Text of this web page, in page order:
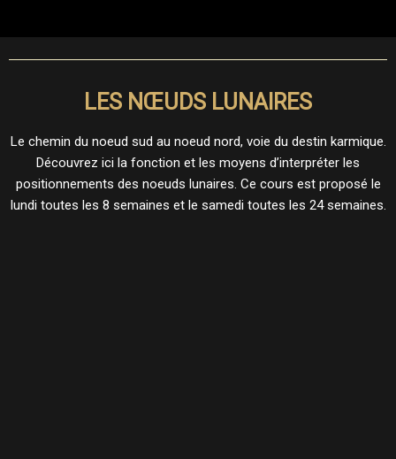
LES NŒUDS LUNAIRES
Le chemin du noeud sud au noeud nord, voie du destin karmique.
Découvrez ici la fonction et les moyens d’interpréter les
positionnements des noeuds lunaires. Ce cours est proposé le
lundi toutes les 8 semaines et le samedi toutes les 24 semaines.